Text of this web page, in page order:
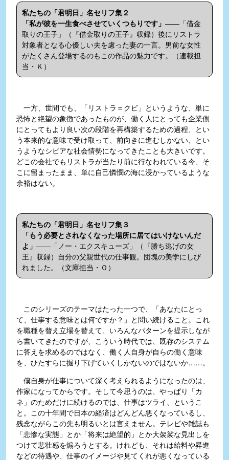
私たちの「君明日」名セリフ集２
「私が彼を一生食べさせていくつもりです」 ――「借金
取りの王子」（『借金取りの王子』収録）後にリストラ
対象者となる心優しい夫を慮った妻の一言。男前な女性
がたくさん登場するのもこの作品の魅力です。（連載担
当・Ｋ）
一方、世間でも、「リストラ＝クビ」というような、単に
恐怖と絶望の象徴であったものが、働く人にとっても企業側
にとってもより良い次の段階を再構築するための過程、とい
う本来的な意味で受け取って、前向きに進むしかない、とい
うようなシビアな社会情勢になってきたことも大きいです。
どこの会社でもリストラが当たり前に行なわれている今、そ
こに留まったまま、単に自己憐憫の海に浸かっているような
余裕はない。
私たちの「君明日」名セリフ集３
「もう必要とされなくなった場所に居てはいけないんだ
よ」 ――「ノー・エクスキューズ」（『勝ち逃げの女
王』収録）自分の父親世代の仕事観。団塊の美学にしび
れました。（文庫担当・Ｏ）
このシリーズのテーマはたった一つで、「あなたにとっ
て、仕事する意味とは何ですか？」と問い続けること。これ
を職種を替え立場を替えて、いろんなパターンを提示しなが
ら書いてきたのですが、こういう時代では、既存のシステム
に答えを求めるのではなく、働く人自身が自らの働く意味
を、ひたすらに掘り下げていくしかないのではないか……。
僕自身が仕事について深く考えられるようになったのは、
作家になってからです。そして今思うのは、やっぱり「カ
ネ」のためだけに続けるのでは、仕事はツライ、というこ
と。この十年間で日本の経済はどんどん悪くなっているし、
残念ながらこの先も明るいとは言えません。テレビや雑誌も
「悲惨な実態」とか「将来は絶望的」とか大袈裟な見出しを
つけて悲壮感を煽ろうとする。けれども、それは給料や昇進
などの待遇や、仕事のイメージや見てくれが悪くなっている